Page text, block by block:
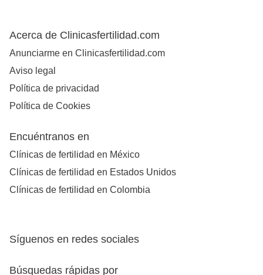
Acerca de Clinicasfertilidad.com
Anunciarme en Clinicasfertilidad.com
Aviso legal
Política de privacidad
Política de Cookies
Encuéntranos en
Clínicas de fertilidad en México
Clínicas de fertilidad en Estados Unidos
Clínicas de fertilidad en Colombia
Síguenos en redes sociales
Búsquedas rápidas por